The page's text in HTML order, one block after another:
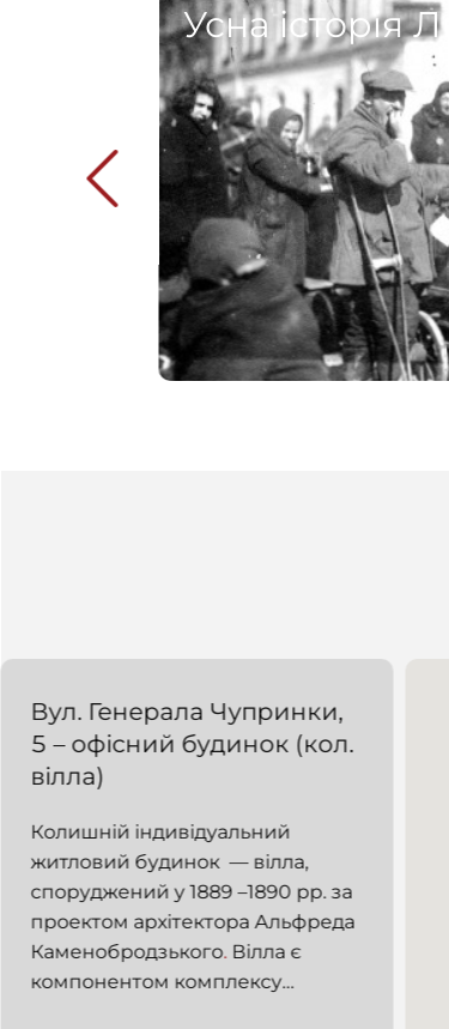
Усна історія
Вул. Генерала Чупринки,
5 – офісний будинок (кол.
вілла)
Колишній індивідуальний
житловий будинок — вілла,
споруджений у 1889 –1890 рр. за
проектом архітектора Альфреда
Каменобродзького. Вілла є
компонентом комплексу